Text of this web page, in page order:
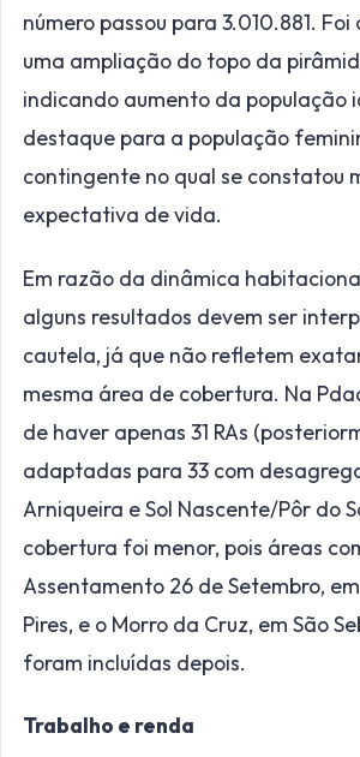
número passou para 3.010.881.
uma ampliação do topo da
indicando aumento da população
destaque para a população
contingente no qual se constatou
expectativa de vida.
Em razão da dinâmica
alguns resultados devem ser
cautela, já que não refletem
mesma área de cobertura. Na
de haver apenas 31 RAs
adaptadas para 33 com
Arniqueira e Sol Nascente/Pôr do
cobertura foi menor, pois áreas
Assentamento 26 de Setembro,
Pires, e o Morro da Cruz, em São
foram incluídas depois.
Trabalho e renda